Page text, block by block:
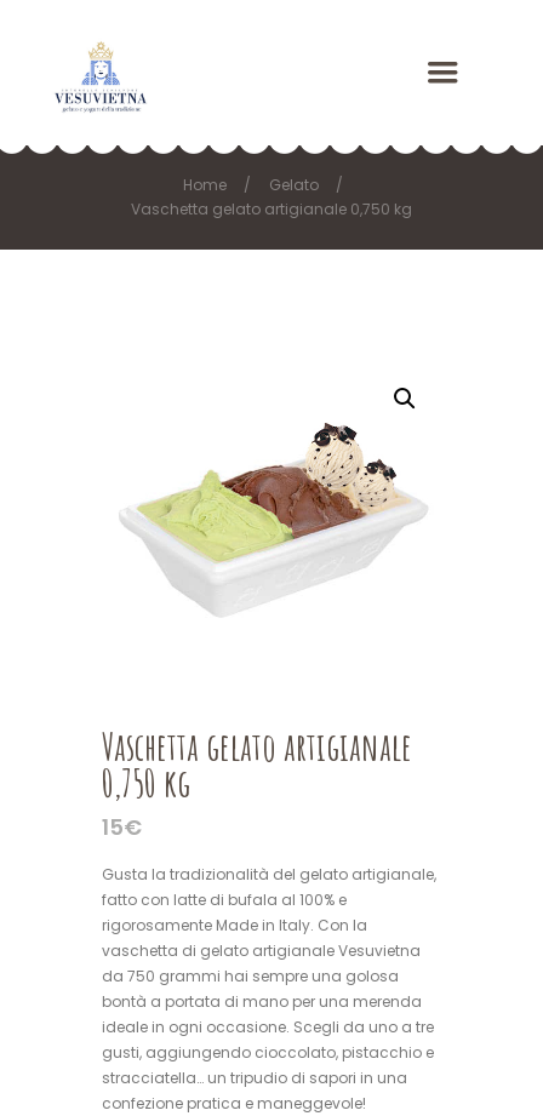
Home
Gelato
Vaschetta gelato artigianale 0,750 kg
Vaschetta gelato artigianale
0,750 kg
15€
Gusta la tradizionalità del gelato artigianale,
fatto con latte di bufala al 100% e
rigorosamente Made in Italy. Con la
vaschetta di gelato artigianale Vesuvietna
da 750 grammi hai sempre una golosa
bontà a portata di mano per una merenda
ideale in ogni occasione. Scegli da uno a tre
gusti, aggiungendo cioccolato, pistacchio e
stracciatella… un tripudio di sapori in una
confezione pratica e maneggevole!